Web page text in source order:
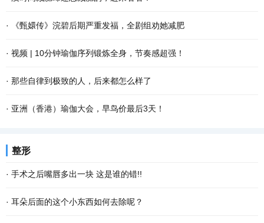
· 《甄嬛传》浣碧后期严重发福，全剧组劝她减肥
· 视频 | 10分钟瑜伽序列锻炼全身，节奏感超强！
· 那些自律到极致的人，后来都怎么样了
· 亚洲（香港）瑜伽大会，早鸟价最后3天！
整形
· 手术之后嘴唇多出一块 这是谁的错!!
· 耳朵后面的这个小东西如何去除呢？